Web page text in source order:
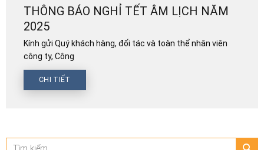
THÔNG BÁO NGHỈ TẾT ÂM LỊCH NĂM
2025
Kính gửi Quý khách hàng, đối tác và toàn thể nhân viên
công ty, Công
CHI TIẾT
Tìm